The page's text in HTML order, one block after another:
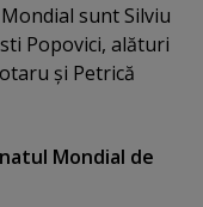
sunt Silviu
Popovici, alături
şi Petrică
Mondial de